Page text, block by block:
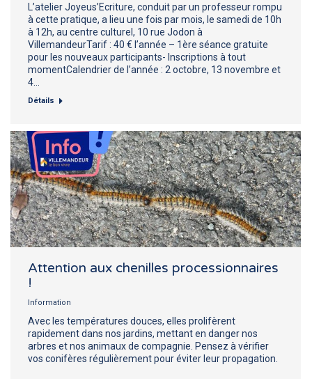
L’atelier Joyeus’Ecriture, conduit par un professeur rompu
à cette pratique, a lieu une fois par mois, le samedi de 10h
à 12h, au centre culturel, 10 rue Jodon à
VillemandeurTarif : 40 € l’année – 1ère séance gratuite
pour les nouveaux participants- Inscriptions à tout
momentCalendrier de l’année : 2 octobre, 13 novembre et
4…
Détails
Attention aux chenilles processionnaires
!
Information
Avec les températures douces, elles prolifèrent
rapidement dans nos jardins, mettant en danger nos
arbres et nos animaux de compagnie. Pensez à vérifier
vos conifères régulièrement pour éviter leur propagation.